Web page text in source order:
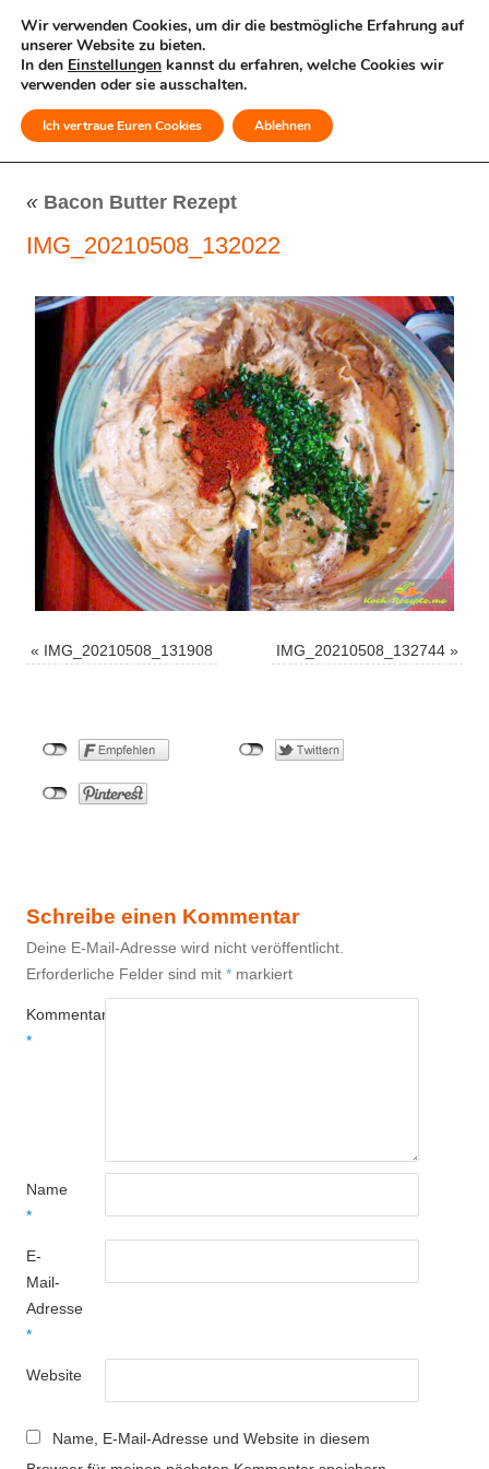
MENÜ
« Bacon Butter Rezept
IMG_20210508_132022
« IMG_20210508_131908 IMG_20210508_132744 »
Schreibe einen Kommentar
Deine E-Mail-Adresse wird nicht veröffentlicht.
Erforderliche Felder sind mit * markiert
Kommentar
*
Name
*
E-
Mail-
Adresse
*
Website
Name, E-Mail-Adresse und Website in diesem
Wir verwenden Cookies, um dir die bestmögliche Erfahrung auf
unserer Website zu bieten.
In den Einstellungen kannst du erfahren, welche Cookies wir
verwenden oder sie ausschalten.
Ich vertraue Euren Cookies Ablehnen